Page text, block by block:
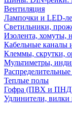
Вентиляция
Лампочки и LED-
Светильники,
Изолента, хомуты,
Кабельные каналы
Клеммы, скрутки,
Мультиметры,
Теплые полы
Гофра (ПВХ и ПНД)
Удлинители, вилки